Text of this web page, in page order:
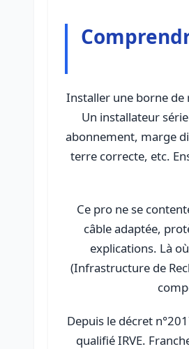
Installer une borne de
Un installateur
abonnement, marge
terre correcte, etc.
Ce pro ne se
câble adaptée,
explications. Là
(Infrastructure de
Depuis le décret
qualifié IRVE.